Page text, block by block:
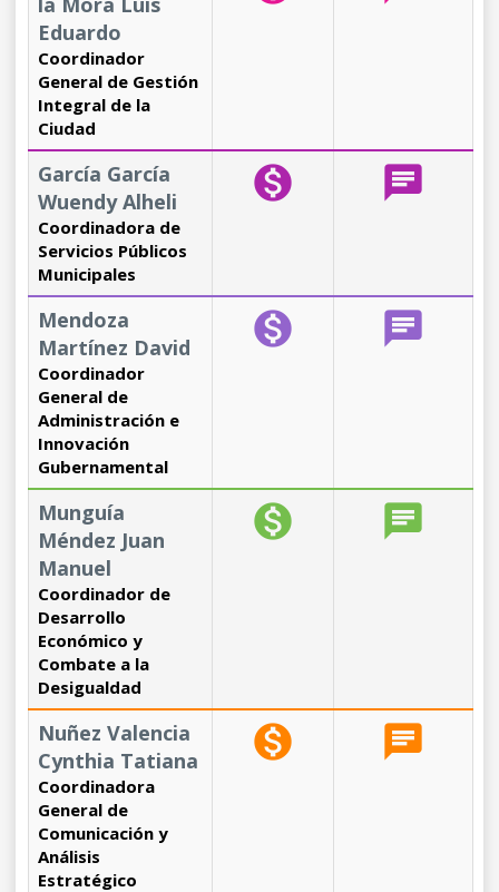
Eduardo
Coordinador
General de Gestión
Integral de la
Ciudad
García García
Wuendy Alheli
Coordinadora de
Servicios Públicos
Municipales
monetization_on chat
Mendoza
Martínez David
Coordinador
General de
Administración e
Innovación
Gubernamental
monetization_on chat
Munguía
Méndez Juan
Manuel
Coordinador de
Desarrollo
Económico y
Combate a la
Desigualdad
monetization_on chat
Nuñez Valencia
Cynthia Tatiana
Coordinadora
General de
Comunicación y
Análisis
Estratégico
monetization_on chat